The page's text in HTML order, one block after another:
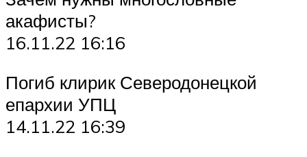
акафисты?
16.11.22 16:16
Погиб клирик Северодонецкой
епархии УПЦ
14.11.22 16:39